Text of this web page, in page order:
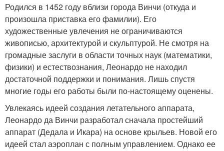
Родился в 1452 году вблизи города Винчи (откуда и
произошла приставка его фамилии). Его
художественные увлечения не ограничиваются
живописью, архитектурой и скульптурой. Не смотря на
громадные заслуги в области точных наук (математики,
физики) и естествознания, Леонардо не находил
достаточной поддержки и понимания. Лишь спустя
многие годы его работы были по-настоящему оценены.
Увлекаясь идеей создания летательного аппарата,
Леонардо да Винчи разработал сначала простейший
аппарат (Дедала и Икара) на основе крыльев. Новой его
идеей стал аэроплан с полным управлением. Однако ее